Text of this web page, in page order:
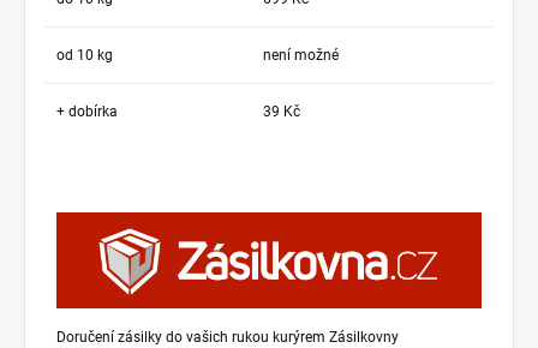
od 10 kg není možné
+ dobírka 39 Kč
Doručení zásilky do vašich rukou kurýrem Zásilkovny